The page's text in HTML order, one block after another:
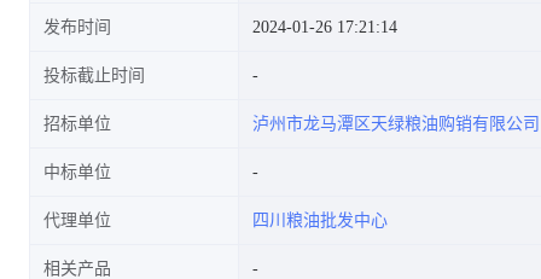
发布时间 2024-01-26 17:21:14
投标截止时间
招标单位 泸州市龙马潭区天绿粮油购销有限公司
中标单位
代理单位 四川粮油批发中心
相关产品